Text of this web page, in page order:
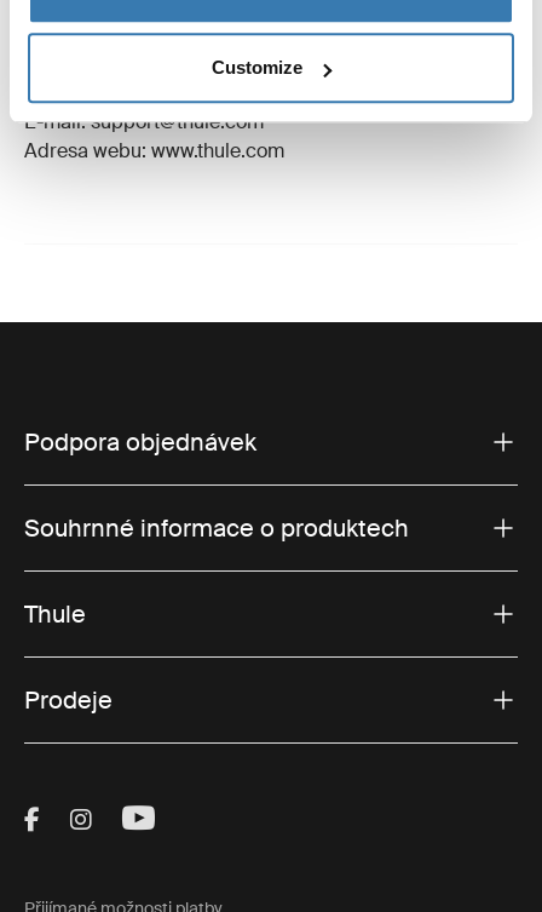
Customize
Název výrobce: Thule Sweden
Adresa výrobce: Borggatan 5, 335 73 Hillerstorp,
E-mail: support@thule.com
Adresa webu: www.thule.com
Podpora objednávek
Souhrnné informace o produktech
Thule
Prodeje
Visit Thule on Facebook (external link)
Visit Thule on Instagram (external link)
Visit Thule on Youtube (external